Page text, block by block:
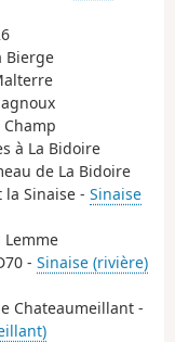
Bierge
à La Bidoire
de La Bidoire
la Sinaise - Sinaise
Lemme
- Sinaise (rivière)
Chateaumeillant -